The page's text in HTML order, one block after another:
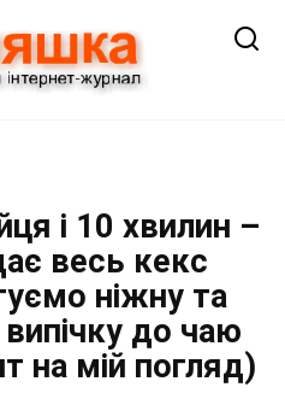
і 10 хвилин –
весь кекс
ніжну та
до чаю
на мій погляд)